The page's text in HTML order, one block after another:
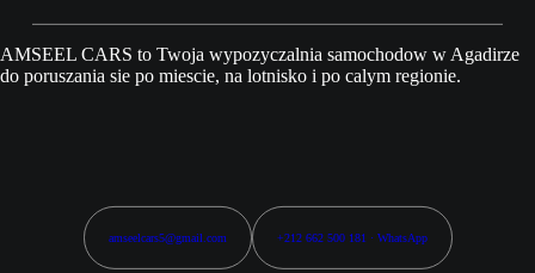
AMSEEL CARS to Twoja wypozyczalnia samochodow w Agadirze
do poruszania sie po miescie, na lotnisko i po calym regionie.
amseelcars5@gmail.com +212 662 500 181 · WhatsApp